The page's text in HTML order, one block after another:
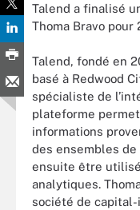
Talend a finalisé
Thoma Bravo
Talend, fondé en
basé à Redwood
spécialiste de
plateforme
informations
des ensembles
ensuite être
analytiques.
société de